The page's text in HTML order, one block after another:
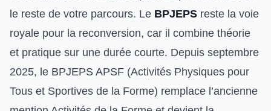
le reste de votre parcours. Le BPJEPS reste la voie
royale pour la reconversion, car il combine théorie
et pratique sur une durée courte. Depuis septembre
2025, le BPJEPS APSF (Activités Physiques pour
Tous et Sportives de la Forme) remplace l’ancienne